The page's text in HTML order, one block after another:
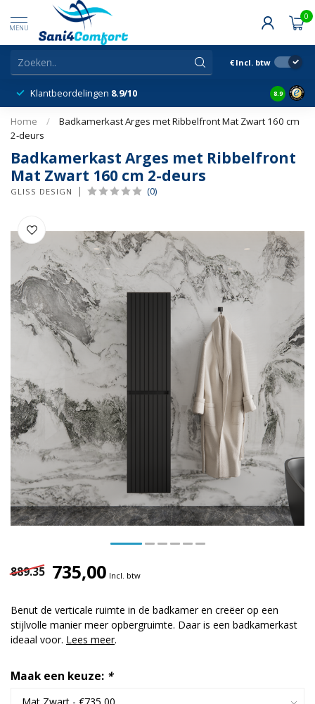
MENU
0
€ Incl. btw
Klantbeordelingen 8.9/10 8.9
Home /
Badkamerkast Arges met Ribbelfront Mat Zwart 160 cm
2-deurs
Badkamerkast Arges met Ribbelfront
Mat Zwart 160 cm 2-deurs
GLISS DESIGN (0)
889.35 735,00 Incl. btw
Benut de verticale ruimte in de badkamer en creëer op een
stijlvolle manier meer opbergruimte. Daar is een badkamerkast
ideaal voor. Lees meer.
Maak een keuze: *